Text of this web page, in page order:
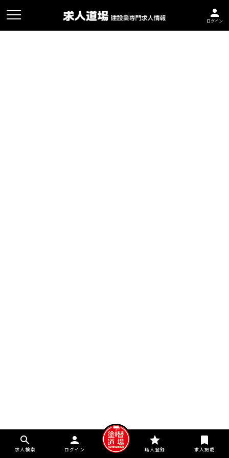
person
ログイン
search
求人検索
person
ログイン
star
職人登録
bookmark
求人掲載